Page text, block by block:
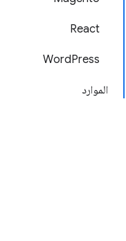
React
WordPress
الموارد